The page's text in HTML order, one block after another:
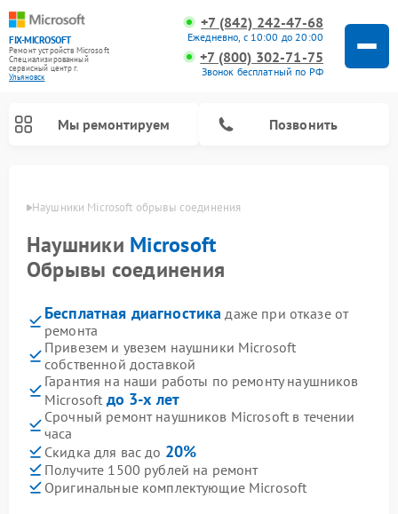
FIX-MICROSOFT
Ремонт устройств Microsoft
Специализированный
cервисный центр г.
Ульяновск
+7 (842) 242-47-68
Ежедневно, с 10:00 до 20:00
+7 (800) 302-71-75
Звонок бесплатный по РФ
Мы ремонтируем Позвонить
Наушники Microsoft обрывы соединения
Наушники Microsoft
Обрывы соединения
Бесплатная диагностика даже при отказе от
ремонта
Привезем и увезем наушники Microsoft
собственной доставкой
Гарантия на наши работы по ремонту наушников
Microsoft до 3-х лет
Срочный ремонт наушников Microsoft в течении
часа
Скидка для вас до 20%
Получите 1500 рублей на ремонт
Оригинальные комплектующие Microsoft